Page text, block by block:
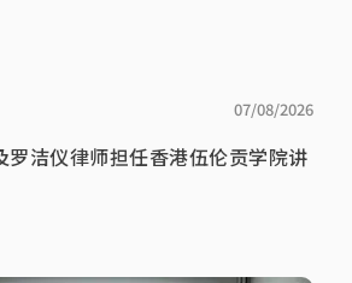
07/08/2026
罗洁仪律师担任香港伍伦贡学院讲